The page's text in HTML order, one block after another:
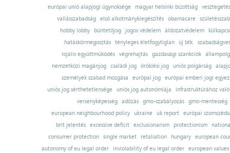
európai unió alapjogi ügynoksége
magyar helsinki bizottság
vesztegetés
vallásszabadság
első alkotmánykiegészítés obamacare
hobby lobby
büntetőjog jogos védelem áldozatvédelem
hatáskörmegosztás tényleges életfogytiglan új btk.
lojális együttműködés
végrehajtás gazdasági szankciók
nemzetközi magánjog
családi jog öröklési jog uniós polgárság
személyek szabad mozgása
európai jog európai emberi jogi
uniós jog sérthetetlensége uniós jog autonómiája
infrastruktúrához
versenyképesség adózás gmo-szabályozás gmo-mentesség
european neighbourhood policy
ukraine uk report
európai
brit jelentés excessive deficit exclusionarism protectionism
consumer protection
single market retaliation hungary
european
autonomy of eu legal order
inviolability of eu legal order
european values